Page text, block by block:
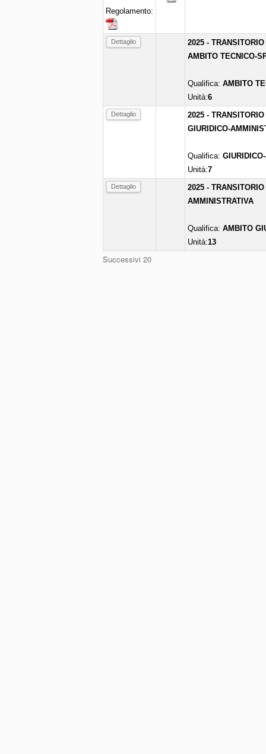
Regolamento:
Dettaglio
2025 -
AMBITO TECNICO-
Qualifica: AMBITO
Unità:6
Dettaglio
2025 -
GIURIDICO-
Qualifica:
Unità:7
Dettaglio
2025 -
AMMINISTRATIVA
Qualifica: AMBITO
Unità:13
Successivi 20